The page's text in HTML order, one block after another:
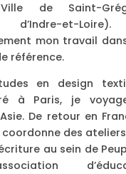
de Saint-
d’Indre-et-
mon travail
référence.
en design
à Paris, je
De retour en
des
au sein de